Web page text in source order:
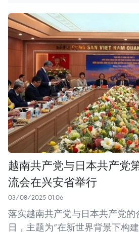
越南共产党与日本共产党
流会在兴安省举行
03/08/2025 01:06
落实越南共产党与日本共产党的
日，主题为“在新世界背景下构